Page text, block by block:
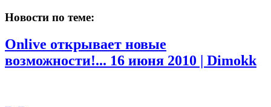
Новости по теме:
Onlive открывает новые
возможности!... 16 июня 2010 | Dimokk